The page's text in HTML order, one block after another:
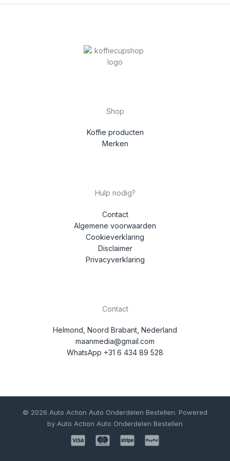
Shop
Koffie producten
Merken
Hulp nodig?
Contact
Algemene voorwaarden
Cookieverklaring
Disclaimer
Privacyverklaring
Contact
Helmond, Noord Brabant, Nederland
maanmedia@gmail.com
WhatsApp +31 6 434 89 528
© 2026 Auto Action Auto Onderdelen Bestellen. Powered
by Auto Action Auto Onderdelen Bestellen